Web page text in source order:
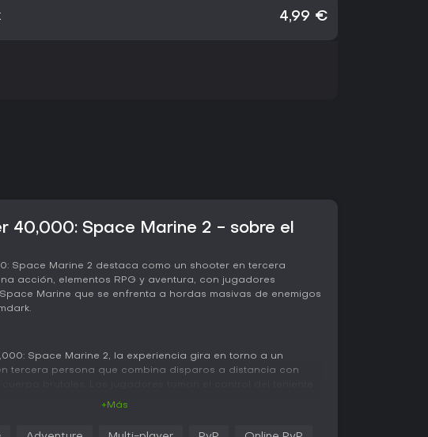
4,99 €
40,000: Space Marine 2 - sobre el
Space Marine 2 destaca como un shooter en tercera
acción, elementos RPG y aventura, con jugadores
Marine que se enfrenta a hordas masivas de enemigos
Space Marine 2, la experiencia gira en torno a un
tercera persona que combina disparos a distancia con
+Más